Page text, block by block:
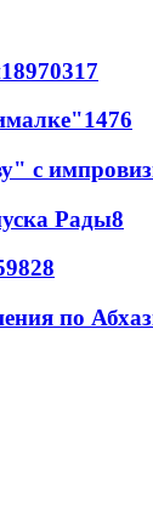
18970317
1476
с
Рады8
828
по